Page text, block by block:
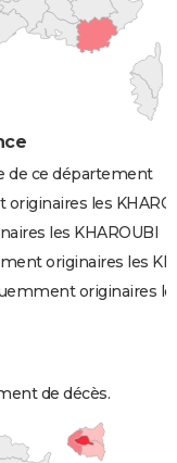
de ce département
les
les KHAROUBI
originaires les
originaires
de décès.